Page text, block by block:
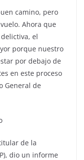
camino, pero
Ahora que
el
porque nuestro
por debajo de
en este proceso
General de
de la
dio un informe